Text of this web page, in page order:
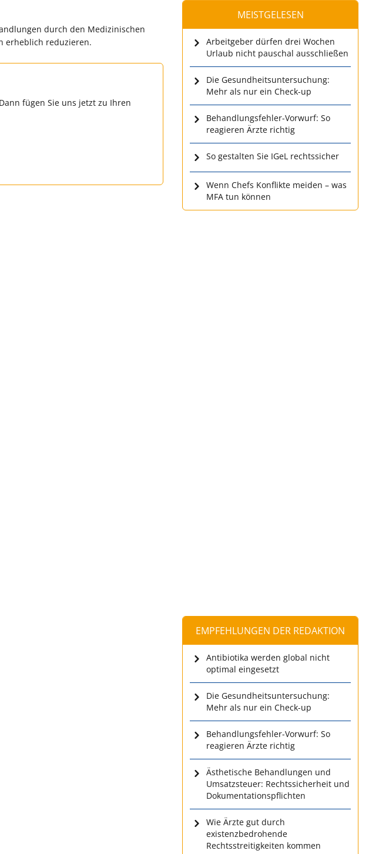
durch den Medizinischen
erheblich reduzieren.
fügen Sie uns jetzt zu Ihren
MEISTGELESEN
Arbeitgeber dürfen drei Wochen
Urlaub nicht pauschal ausschließen
Die Gesundheitsuntersuchung:
Mehr als nur ein Check-up
Behandlungsfehler-Vorwurf: So
reagieren Ärzte richtig
So gestalten Sie IGeL rechtssicher
Wenn Chefs Konflikte meiden – was
MFA tun können
EMPFEHLUNGEN DER REDAKTION
Antibiotika werden global nicht
optimal eingesetzt
Die Gesundheitsuntersuchung:
Mehr als nur ein Check-up
Behandlungsfehler-Vorwurf: So
reagieren Ärzte richtig
Ästhetische Behandlungen und
Umsatzsteuer: Rechtssicherheit und
Dokumentationspflichten
Wie Ärzte gut durch
existenzbedrohende
Rechtsstreitigkeiten kommen